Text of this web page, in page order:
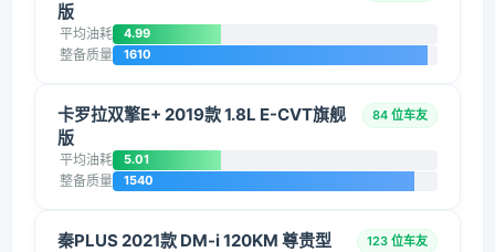
版
平均油耗 4.99
整备质量 1610
卡罗拉双擎E+ 2019款 1.8L E-CVT旗舰
版
84 位车友
平均油耗 5.01
整备质量 1540
秦PLUS 2021款 DM-i 120KM 尊贵型 123 位车友